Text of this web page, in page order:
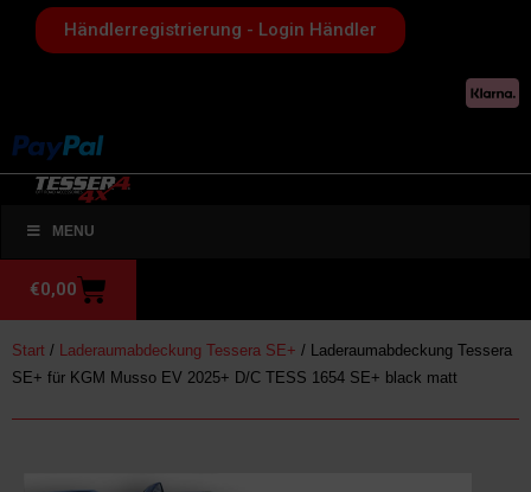
Händlerregistrierung - Login Händler
MENU
€0,00
Start / Laderaumabdeckung Tessera SE+ / Laderaumabdeckung Tessera
SE+ für KGM Musso EV 2025+ D/C TESS 1654 SE+ black matt